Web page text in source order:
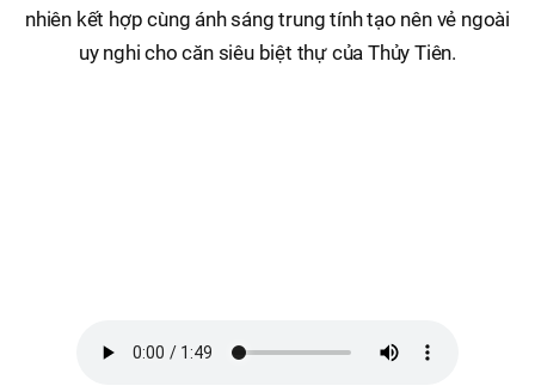
nhiên kết hợp cùng ánh sáng trung tính tạo nên vẻ ngoài
uy nghi cho căn siêu biệt thự của Thủy Tiên.